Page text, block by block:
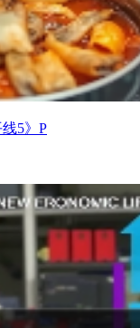
5》P